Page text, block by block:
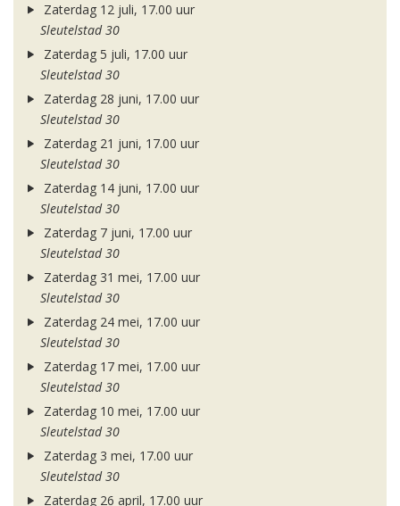
Zaterdag 12 juli, 17.00 uur
Sleutelstad 30
Zaterdag 5 juli, 17.00 uur
Sleutelstad 30
Zaterdag 28 juni, 17.00 uur
Sleutelstad 30
Zaterdag 21 juni, 17.00 uur
Sleutelstad 30
Zaterdag 14 juni, 17.00 uur
Sleutelstad 30
Zaterdag 7 juni, 17.00 uur
Sleutelstad 30
Zaterdag 31 mei, 17.00 uur
Sleutelstad 30
Zaterdag 24 mei, 17.00 uur
Sleutelstad 30
Zaterdag 17 mei, 17.00 uur
Sleutelstad 30
Zaterdag 10 mei, 17.00 uur
Sleutelstad 30
Zaterdag 3 mei, 17.00 uur
Sleutelstad 30
Zaterdag 26 april, 17.00 uur